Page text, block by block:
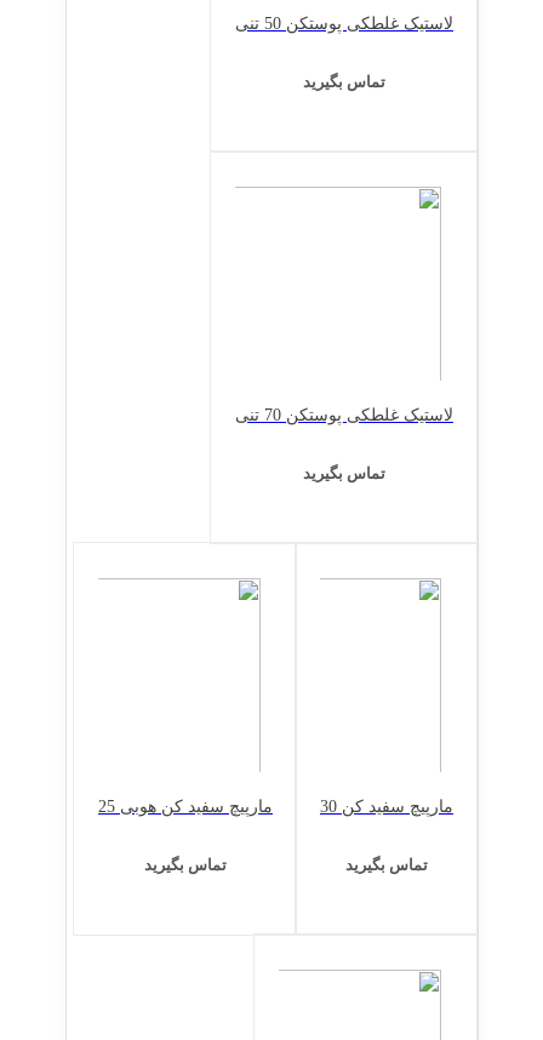
لاستیک غلطکی پوستکن 50 تنی
تماس بگیرید
لاستیک غلطکی پوستکن 70 تنی
تماس بگیرید
مارپیچ سفید کن 30
تماس بگیرید
مارپیچ سفید کن هوبی 25
تماس بگیرید